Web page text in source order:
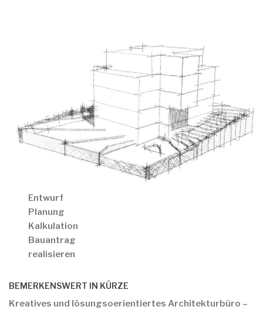
Entwurf
Planung
Kalkulation
Bauantrag
realisieren
BEMERKENSWERT IN KÜRZE
Kreatives und lösungsoerientiertes Architekturbüro –